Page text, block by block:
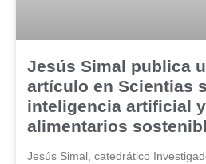
Jesús Simal publica
artículo en Scientias
inteligencia artificial
alimentarios
Jesús Simal, catedrático